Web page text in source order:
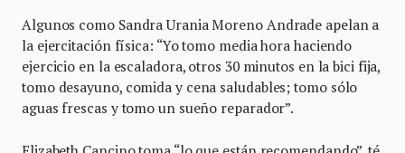
Algunos como Sandra Urania Moreno Andrade apelan a
la ejercitación física: “Yo tomo media hora haciendo
ejercicio en la escaladora, otros 30 minutos en la bici fija,
tomo desayuno, comida y cena saludables; tomo sólo
aguas frescas y tomo un sueño reparador”.